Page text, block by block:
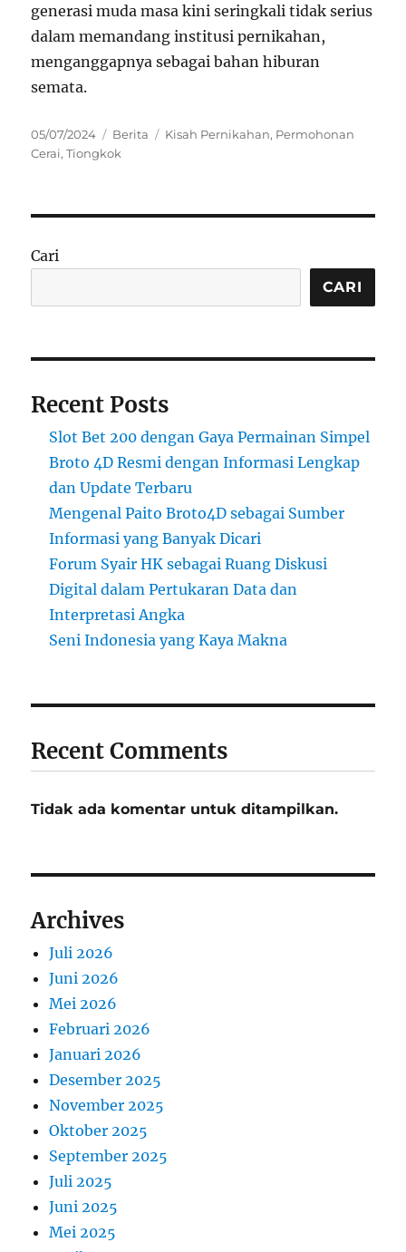
generasi muda masa kini seringkali tidak serius
dalam memandang institusi pernikahan,
menganggapnya sebagai bahan hiburan
semata.
Posted
on
05/07/2024 Categories
Berita Tags
Kisah Pernikahan, Permohonan
Cerai,Tiongkok
Cari
CARI
Recent Posts
Slot Bet 200 dengan Gaya Permainan Simpel
Broto 4D Resmi dengan Informasi Lengkap
dan Update Terbaru
Mengenal Paito Broto4D sebagai Sumber
Informasi yang Banyak Dicari
Forum Syair HK sebagai Ruang Diskusi
Digital dalam Pertukaran Data dan
Interpretasi Angka
Seni Indonesia yang Kaya Makna
Recent Comments
Tidak ada komentar untuk ditampilkan.
Archives
Juli 2026
Juni 2026
Mei 2026
Februari 2026
Januari 2026
Desember 2025
November 2025
Oktober 2025
September 2025
Juli 2025
Juni 2025
Mei 2025